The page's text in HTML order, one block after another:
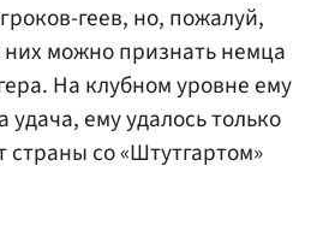
геев, но, пожалуй,
можно признать немца
На клубном уровне ему
удача, ему удалось только
со «Штутгартом»